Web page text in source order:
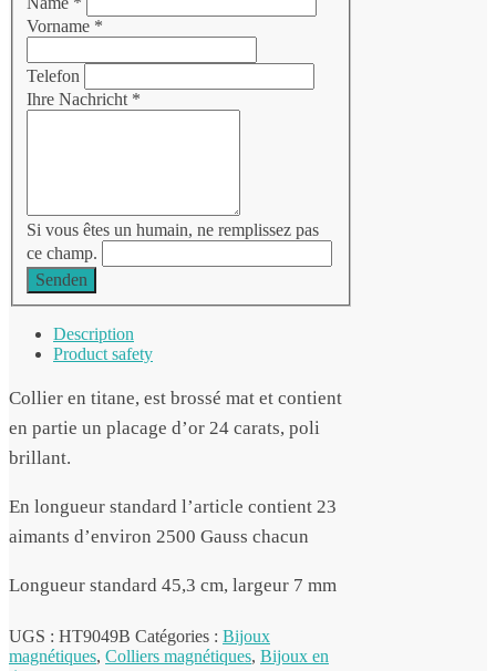
Vorname *
Telefon
Ihre Nachricht *
Si vous êtes un humain, ne remplissez pas
ce champ.
Senden
Description
Product safety
Collier en titane, est brossé mat et contient
en partie un placage d’or 24 carats, poli
brillant.
En longueur standard l’article contient 23
aimants d’environ 2500 Gauss chacun
Longueur standard 45,3 cm, largeur 7 mm
UGS : HT9049B Catégories : Bijoux
magnétiques, Colliers magnétiques, Bijoux en